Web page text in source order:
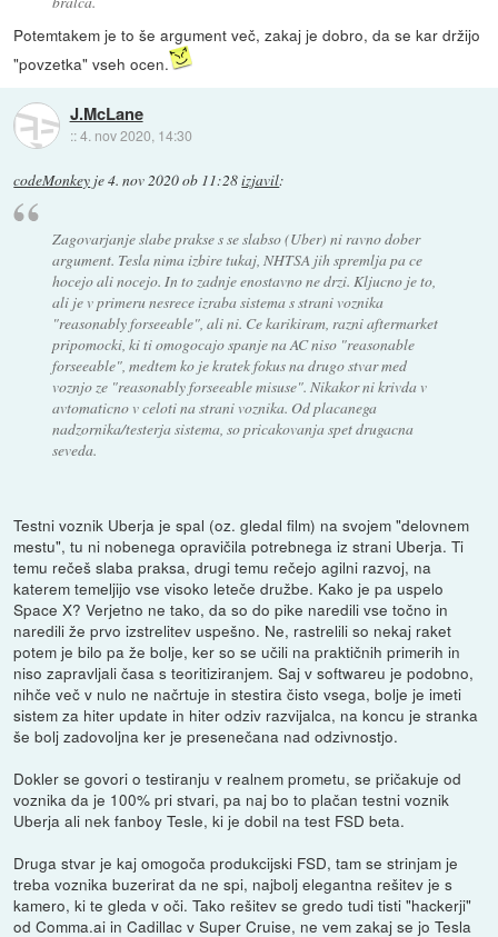
Potemtakem je to še argument več, zakaj je dobro, da se kar držijo
"povzetka" vseh ocen.
J.McLane
::4. nov 2020, 14:30
codeMonkey je4. nov 2020 ob 11:28izjavil:
Zagovarjanje slabe prakse s se slabso (Uber) ni ravno dober
argument. Tesla nima izbire tukaj, NHTSA jih spremlja pa ce
hocejo ali nocejo. In to zadnje enostavno ne drzi. Kljucno je to,
ali je v primeru nesrece izraba sistema s strani voznika
"reasonably forseeable", ali ni. Ce karikiram, razni aftermarket
pripomocki, ki ti omogocajo spanje na AC niso "reasonable
forseeable", medtem ko je kratek fokus na drugo stvar med
voznjo ze "reasonably forseeable misuse". Nikakor ni krivda v
avtomaticno v celoti na strani voznika. Od placanega
nadzornika/testerja sistema, so pricakovanja spet drugacna
seveda.
Testni voznik Uberja je spal (oz. gledal film) na svojem "delovnem
mestu", tu ni nobenega opravičila potrebnega iz strani Uberja. Ti
temu rečeš slaba praksa, drugi temu rečejo agilni razvoj, na
katerem temeljijo vse visoko leteče družbe. Kako je pa uspelo
Space X? Verjetno ne tako, da so do pike naredili vse točno in
naredili že prvo izstrelitev uspešno. Ne, rastrelili so nekaj raket
potem je bilo pa že bolje, ker so se učili na praktičnih primerih in
niso zapravljali časa s teoritiziranjem. Saj v softwareu je podobno,
nihče več v nulo ne načrtuje in stestira čisto vsega, bolje je imeti
sistem za hiter update in hiter odziv razvijalca, na koncu je stranka
še bolj zadovoljna ker je presenečana nad odzivnostjo.
Dokler se govori o testiranju v realnem prometu, se pričakuje od
voznika da je 100% pri stvari, pa naj bo to plačan testni voznik
Uberja ali nek fanboy Tesle, ki je dobil na test FSD beta.
Druga stvar je kaj omogoča produkcijski FSD, tam se strinjam je
treba voznika buzerirat da ne spi, najbolj elegantna rešitev je s
kamero, ki te gleda v oči. Tako rešitev se gredo tudi tisti "hackerji"
od Comma.ai in Cadillac v Super Cruise, ne vem zakaj se jo Tesla